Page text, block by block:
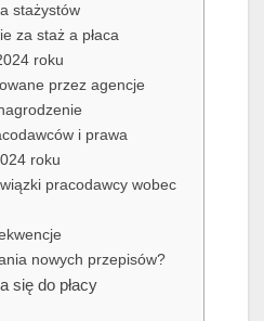
stażystów
za staż a płaca
roku
przez agencje
i prawa
roku
pracodawcy wobec
nowych przepisów?
się do płacy